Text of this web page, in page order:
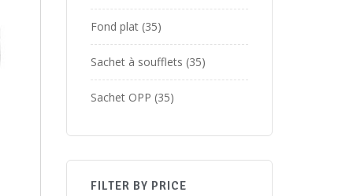
Fond plat 35
Sachet à soufflets 35
Sachet OPP 35
FILTER BY PRICE